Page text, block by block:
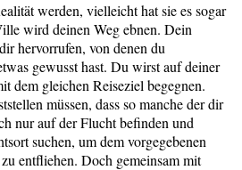
werden, vielleicht hat sie es sogar
wird deinen Weg ebnen. Dein
hervorrufen, von denen du
gewusst hast. Du wirst auf deiner
dem gleichen Reiseziel begegnen.
müssen, dass so manche der dir
nur auf der Flucht befinden und
suchen, um dem vorgegebenen
entfliehen. Doch gemeinsam mit